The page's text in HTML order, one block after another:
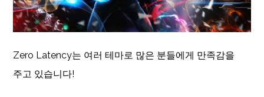
Zero Latency는 여러 테마로 많은 분들에게 만족감을
주고 있습니다!